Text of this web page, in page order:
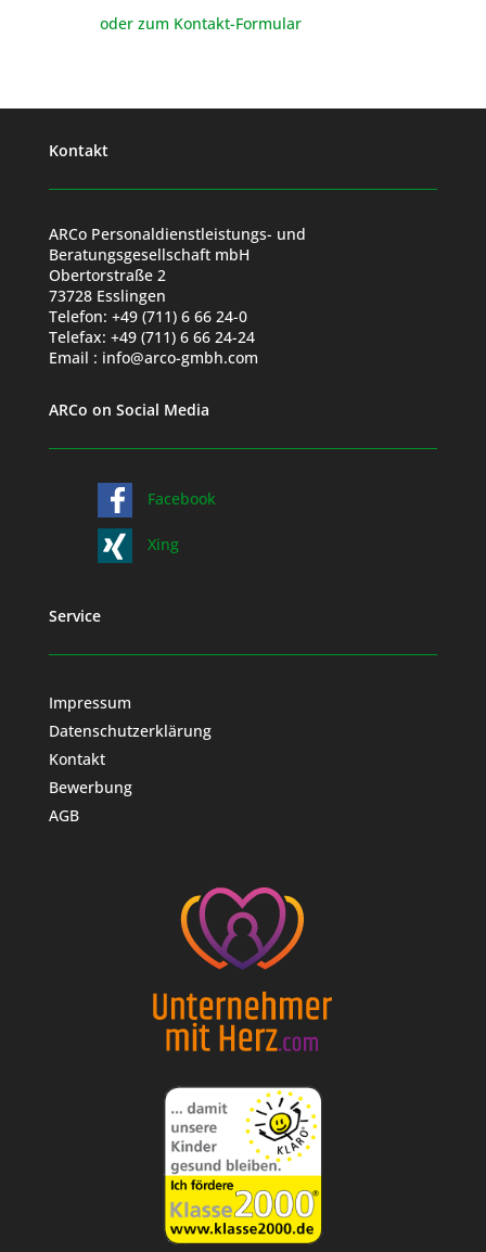
oder zum Kontakt-Formular
Kontakt
ARCo Personaldienstleistungs- und
Beratungsgesellschaft mbH
Obertorstraße 2
73728 Esslingen
Telefon: +49 (711) 6 66 24-0
Telefax: +49 (711) 6 66 24-24
Email : info@arco-gmbh.com
ARCo on Social Media
Facebook
Xing
Service
Impressum
Datenschutzerklärung
Kontakt
Bewerbung
AGB